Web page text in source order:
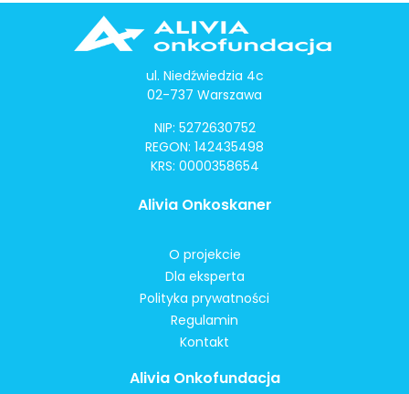
ul. Niedźwiedzia 4c
02-737 Warszawa
NIP: 5272630752
REGON: 142435498
KRS: 0000358654
Alivia Onkoskaner
O projekcie
Dla eksperta
Polityka prywatności
Regulamin
Kontakt
Alivia Onkofundacja